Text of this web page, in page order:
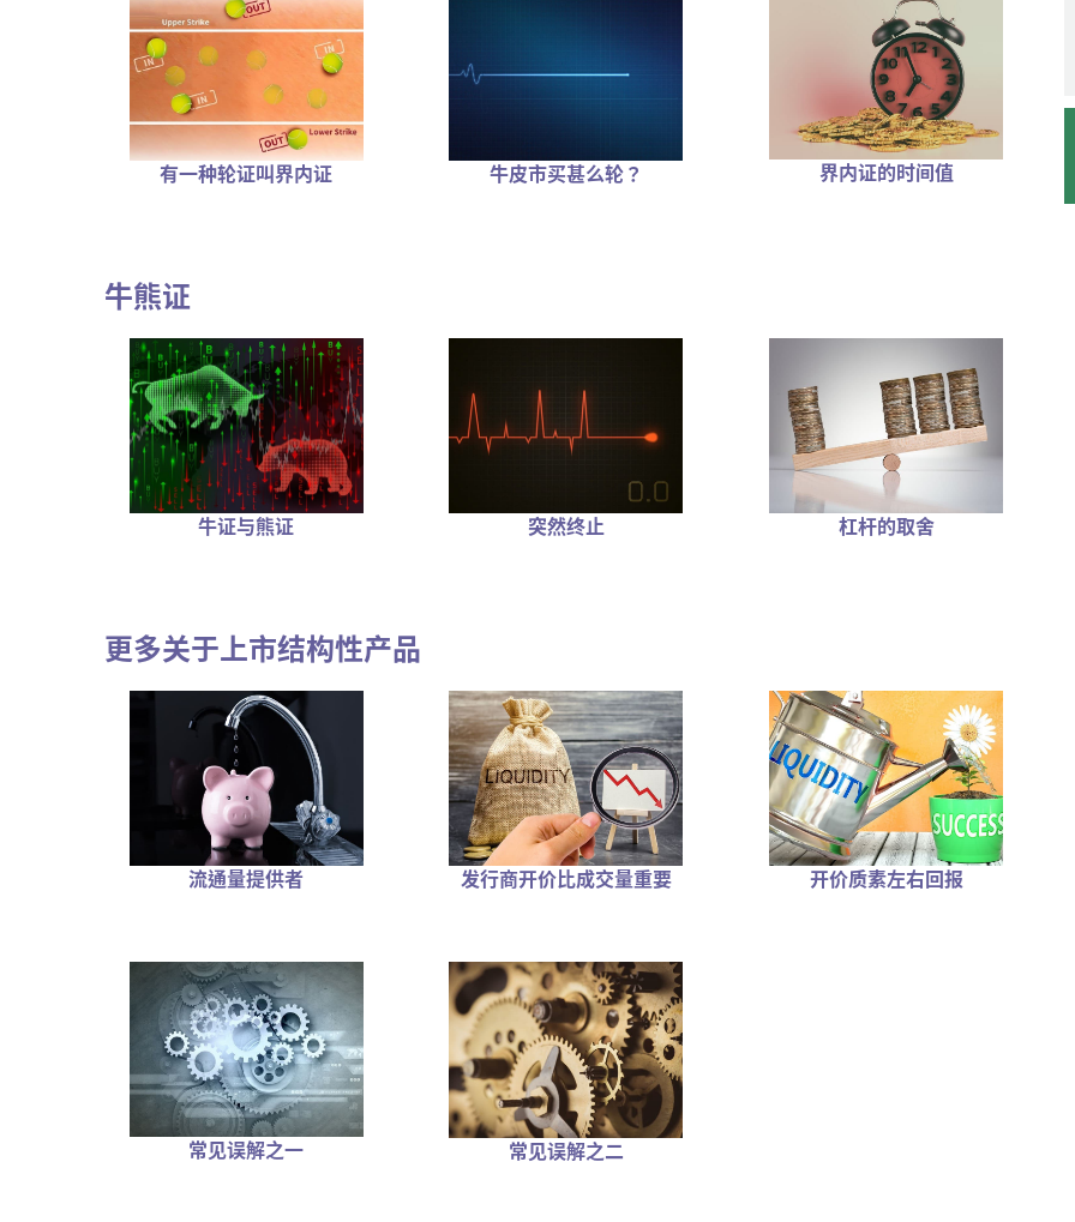
有一种轮证叫界内证 牛皮市买甚么轮？ 界内证的时间值
牛熊证
牛证与熊证 突然终止 杠杆的取舍
更多关于上市结构性产品
流通量提供者 发行商开价比成交量重要 开价质素左右回报
常见误解之一 常见误解之二